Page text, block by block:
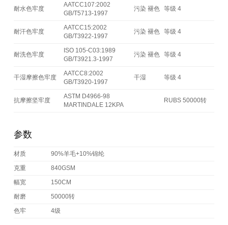
耐水色牢度
AATCC107:2002
GB/T5713-1997
污染 褪色 等级 4
耐汗色牢度
AATCC15:2002
GB/T3922-1997
污染 褪色 等级 4
耐洗色牢度
ISO 105-C03:1989
GB/T3921.3-1997
污染 褪色 等级 4
干湿摩擦色牢度
AATCC8:2002
GB/T3920-1997
干湿 等级 4
抗摩擦坚牢度
ASTM D4966-98
MARTINDALE 12KPA
RUBS 50000转
参数
材质
90%羊毛+10%锦纶
克重
840GSM
幅宽
150CM
耐磨
50000转
色牢
4级